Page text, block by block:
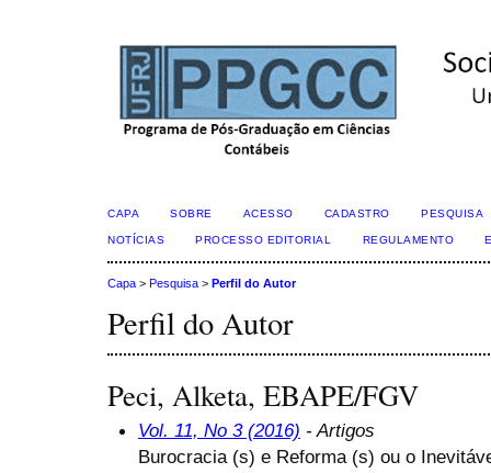
CAPA SOBRE ACESSO CADASTRO PESQUISA
NOTÍCIAS PROCESSO EDITORIAL REGULAMENTO
Capa > Pesquisa > Perfil do Autor
Perfil do Autor
Peci, Alketa, EBAPE/FGV
Vol. 11, No 3 (2016) - Artigos
Burocracia (s) e Reforma (s) ou o